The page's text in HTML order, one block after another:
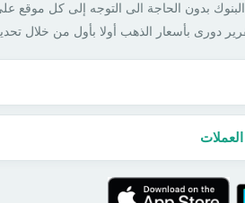
بدون الحاجة الى التوجه إلى كل موقع
دورى بأسعار الذهب أولا بأول من خلال